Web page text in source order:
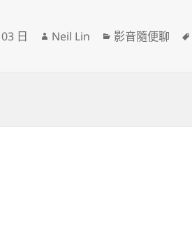
日
作
Neil Lin
分
影音隨便聊